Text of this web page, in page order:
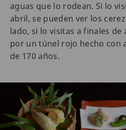
aguas que lo rodean. Si lo
abril, se pueden ver los
lado, si lo visitas a finales
por un túnel rojo hecho con
de 170 años.